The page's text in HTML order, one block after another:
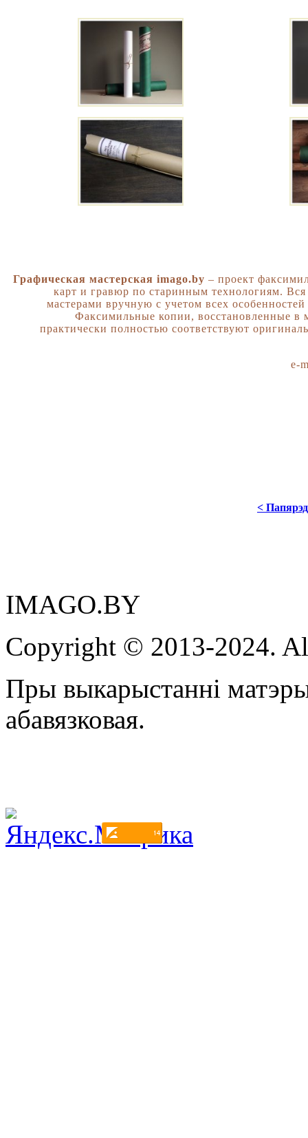
Графическая мастерская imago.by – проект
карт и гравюр по старинным технологиям. Вся
мастерами вручную с учетом всех
Факсимильные копии, восстановленные в
практически полностью соответствуют
e-
<
IMAGO.BY
Copyright © 2013-2024.
Пры выкарыстанні
абавязковая.